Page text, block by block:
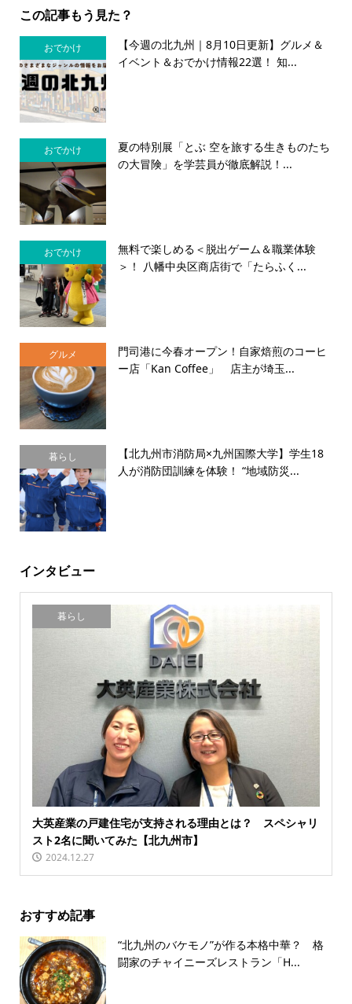
この記事もう見た？
おでかけ
【今週の北九州｜8月10日更新】グルメ＆
イベント＆おでかけ情報22選！ 知...
おでかけ
夏の特別展「とぶ 空を旅する生きものたち
の大冒険」を学芸員が徹底解説！...
おでかけ
無料で楽しめる＜脱出ゲーム＆職業体験
＞！ 八幡中央区商店街で「たらふく...
グルメ
門司港に今春オープン！自家焙煎のコーヒ
ー店「Kan Coffee」 店主が埼玉...
暮らし
【北九州市消防局×九州国際大学】学生18
人が消防団訓練を体験！ “地域防災...
インタビュー
暮らし
大英産業の戸建住宅が支持される理由とは？ スペシャリ
スト2名に聞いてみた【北九州市】
2024.12.27
おすすめ記事
“北九州のバケモノ”が作る本格中華？ 格
闘家のチャイニーズレストラン「H...